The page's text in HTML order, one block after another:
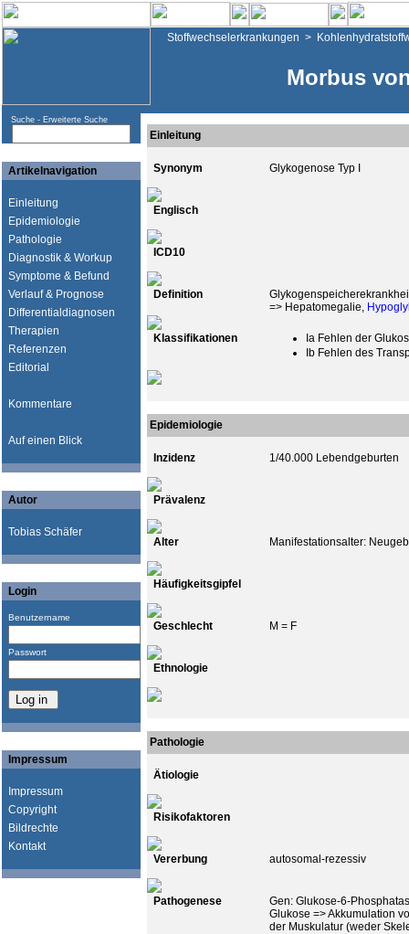
Stoffwechselerkrankungen >
Morbus
Suche - Erweiterte Suche
Artikelnavigation
Einleitung
Epidemiologie
Pathologie
Diagnostik & Workup
Symptome & Befund
Verlauf & Prognose
Differentialdiagnosen
Therapien
Referenzen
Editorial
Kommentare
Auf einen Blick
Autor
Tobias Schäfer
Login
Benutzername
Passwort
Impressum
Impressum
Copyright
Bildrechte
Kontakt
Einleitung
Synonym Glykogenose Typ I
Englisch
ICD10
Definition
=> Hepatomegalie,
Klassifikationen
Ia Fehlen der
Ib Fehlen des
Epidemiologie
Inzidenz 1/40.000 Lebendgeburten
Prävalenz
Alter Manifestationsalter:
Häufigkeitsgipfel
Geschlecht M = F
Ethnologie
Pathologie
Ätiologie
Risikofaktoren
Vererbung autosomal-rezessiv
Pathogenese
Gen: Glukose-6-
Glukose => Akkumulation
der Muskulatur (weder